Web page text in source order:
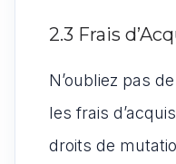
2.3 Frais
N’oubliez pas
les frais
droits de